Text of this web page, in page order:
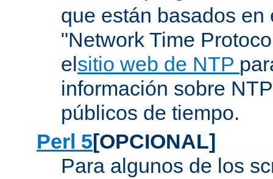
que están basados en
"Network Time
elsitio web de NTP
información sobre
públicos de tiempo.
Perl 5[OPCIONAL]
Para algunos de los